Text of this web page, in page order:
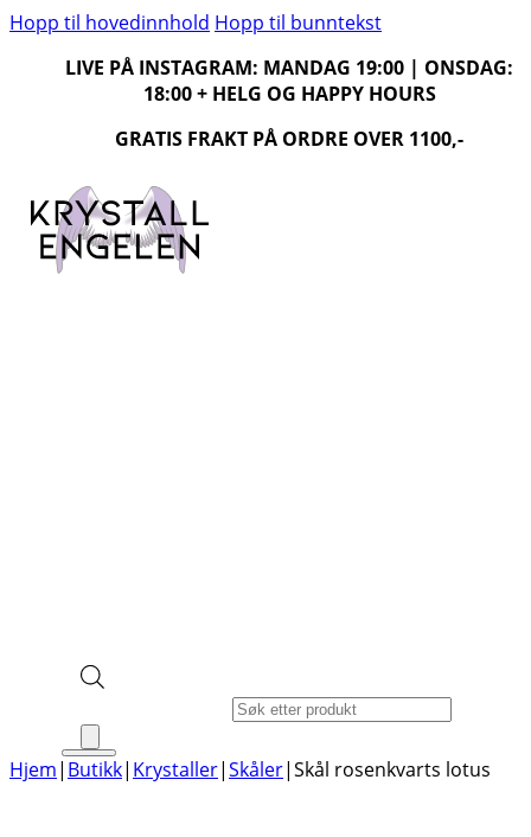
Hopp til hovedinnhold Hopp til bunntekst
LIVE PÅ INSTAGRAM: MANDAG 19:00 | ONSDAG:
18:00 + HELG OG HAPPY HOURS
GRATIS FRAKT PÅ ORDRE OVER 1100,-
Hjem| Butikk| Krystaller|Skåler|Skål rosenkvarts lotus